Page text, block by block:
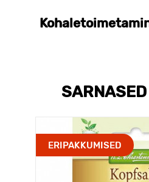
ERIPAKKUMISED